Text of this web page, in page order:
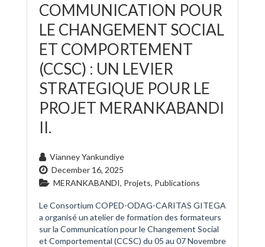
COMMUNICATION POUR
LE CHANGEMENT SOCIAL
ET COMPORTEMENT
(CCSC) : UN LEVIER
STRATEGIQUE POUR LE
PROJET MERANKABANDI
II.
Vianney Yankundiye
December 16, 2025
MERANKABANDI, Projets, Publications
Le Consortium COPED-ODAG-CARITAS GITEGA
a organisé un atelier de formation des formateurs
sur la Communication pour le Changement Social
et Comportemental (CCSC) du 05 au 07 Novembre